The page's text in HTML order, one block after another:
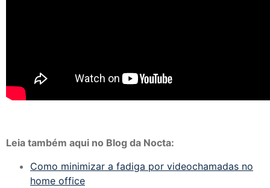
Leia também aqui no Blog da Nocta:
Como minimizar a fadiga por videochamadas no
home office